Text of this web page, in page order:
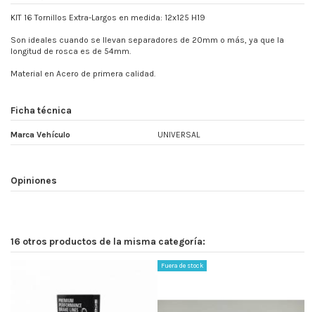
KIT 16 Tornillos Extra-Largos en medida: 12x125 H19
Son ideales cuando se llevan separadores de 20mm o más, ya que la
longitud de rosca es de 54mm.
Material en Acero de primera calidad.
Ficha técnica
Marca Vehículo UNIVERSAL
Opiniones
16 otros productos de la misma categoría:
Fuera de stock